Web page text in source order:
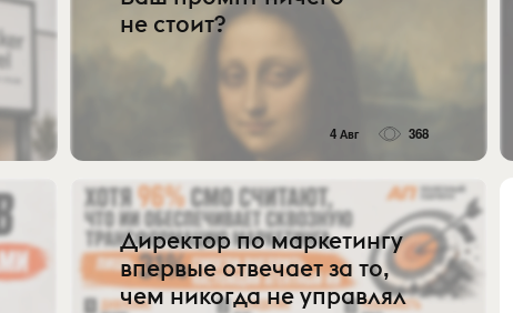
не стоит?
4 Авг 368
Директор по маркетингу
впервые отвечает за то,
чем никогда не управлял